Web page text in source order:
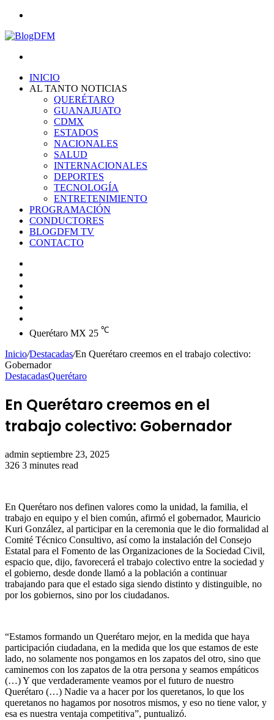
INICIO
AL TANTO NOTICIAS
QUERÉTARO
GUANAJUATO
CDMX
ESTADOS
NACIONALES
SALUD
INTERNACIONALES
DEPORTES
TECNOLOGÍA
ENTRETENIMIENTO
PROGRAMACIÓN
CONDUCTORES
BLOGDFM TV
CONTACTO
Querétaro MX 25 ℃
Inicio/Destacadas/En Querétaro creemos en el trabajo colectivo:
Gobernador
DestacadasQuerétaro
En Querétaro creemos en el
trabajo colectivo: Gobernador
admin Send
an
septiembre 23, 2025
326 3 minutes read
En Querétaro nos definen valores como la unidad, la familia, el
trabajo en equipo y el bien común, afirmó el gobernador, Mauricio
Kuri González, al participar en la ceremonia que le dio formalidad al
Comité Técnico Consultivo, así como la instalación del Consejo
Estatal para el Fomento de las Organizaciones de la Sociedad Civil,
espacio que, dijo, favorecerá el trabajo colectivo entre la sociedad y
el gobierno, desde donde llamó a la población a continuar
trabajando para que el estado siga siendo distinto y distinguible, no
por los gobiernos, sino por los ciudadanos.
“Estamos formando un Querétaro mejor, en la medida que haya
participación ciudadana, en la medida que los que estamos de este
lado, no solamente nos pongamos en los zapatos del otro, sino que
caminemos con los zapatos de la otra persona y seamos empáticos
(…) Y que verdaderamente veamos por el futuro de nuestro
Querétaro (…) Nadie va a hacer por los queretanos, lo que los
queretanos no hagamos por nosotros mismos, y eso no tiene valor, y
esa es nuestra ventaja competitiva”, puntualizó.